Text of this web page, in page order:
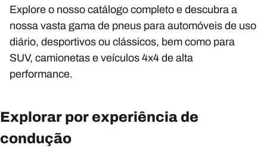
Explore o nosso catálogo completo e descubra a
nossa vasta gama de pneus para automóveis de uso
diário, desportivos ou clássicos, bem como para
SUV, camionetas e veículos 4x4 de alta
performance.
Explorar por experiência de
condução